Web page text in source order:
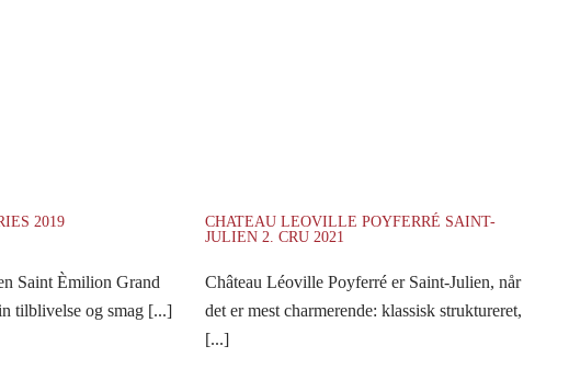
2019
Saint Èmilion Grand
tilblivelse og smag [...]
CHATEAU LEOVILLE POYFERRÉ SAINT-
JULIEN 2. CRU 2021
Château Léoville Poyferré er Saint-Julien, når
det er mest charmerende: klassisk struktureret,
[...]